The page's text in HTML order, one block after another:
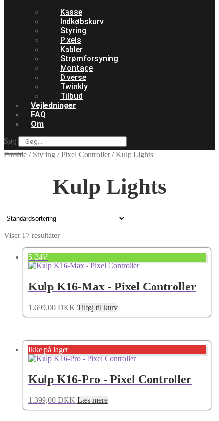
Kasse
Indkøbskurv
Styring
Pixels
Kabler
Strømforsyning
Montage
Diverse
Twinkly
Tilbud
Vejledninger
FAQ
Om
Søg
Forside / Styring /Pixel Controller/Kulp Lights
Kulp Lights
Viser 17 resultater
5-24V
Kulp K16-Max - Pixel Controller
1.699,00 DKK Tilføj til kurv
Ikke på lager
Kulp K16-Pro - Pixel Controller
1.399,00 DKK Læs mere